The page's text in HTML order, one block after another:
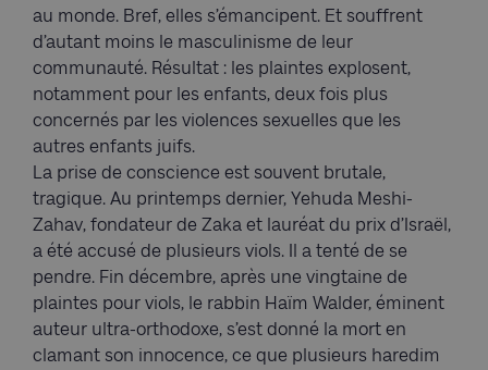
au monde. Bref, elles s’émancipent. Et souffrent
d’autant moins le masculinisme de leur
communauté. Résultat : les plaintes explosent,
notamment pour les enfants, deux fois plus
concernés par les violences sexuelles que les
autres enfants juifs.
La prise de conscience est souvent brutale,
tragique. Au printemps dernier, Yehuda Meshi-
Zahav, fondateur de Zaka et lauréat du prix d’Israël,
a été accusé de plusieurs viols. Il a tenté de se
pendre. Fin décembre, après une vingtaine de
plaintes pour viols, le rabbin Haïm Walder, éminent
auteur ultra-orthodoxe, s’est donné la mort en
clamant son innocence, ce que plusieurs haredim